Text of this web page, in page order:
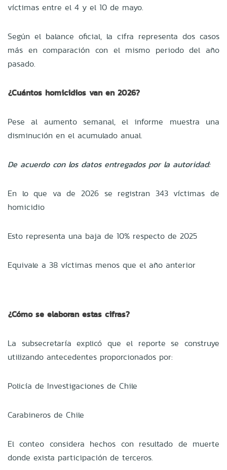
víctimas entre el 4 y el 10 de mayo.
Según el balance oficial, la cifra representa dos casos
más en comparación con el mismo periodo del año
pasado.
¿Cuántos homicidios van en 2026?
Pese al aumento semanal, el informe muestra una
disminución en el acumulado anual.
De acuerdo con los datos entregados por la autoridad:
En lo que va de 2026 se registran 343 víctimas de
homicidio
Esto representa una baja de 10% respecto de 2025
Equivale a 38 víctimas menos que el año anterior
¿Cómo se elaboran estas cifras?
La subsecretaría explicó que el reporte se construye
utilizando antecedentes proporcionados por:
Policía de Investigaciones de Chile
Carabineros de Chile
El conteo considera hechos con resultado de muerte
donde exista participación de terceros.